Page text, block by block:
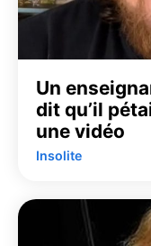
Un
dit qu’il
une vidéo
Insolite